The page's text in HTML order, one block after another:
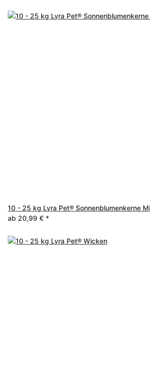
10 - 25 kg Lyra Pet® Sonnenblumenkerne
ab 20,99 € *